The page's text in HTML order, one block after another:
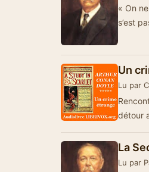
« On
s’est
Un
Lu par
La
Lu par